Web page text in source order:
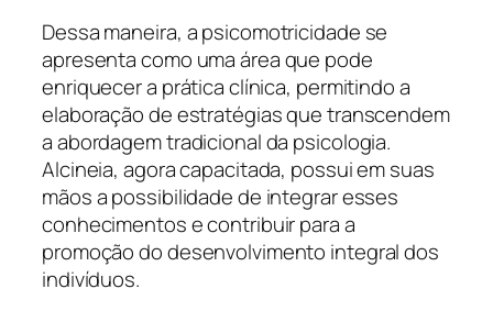
Dessa maneira, a psicomotricidade se
apresenta como uma área que pode
enriquecer a prática clínica, permitindo a
elaboração de estratégias que transcendem
a abordagem tradicional da psicologia.
Alcineia, agora capacitada, possui em suas
mãos a possibilidade de integrar esses
conhecimentos e contribuir para a
promoção do desenvolvimento integral dos
indivíduos.